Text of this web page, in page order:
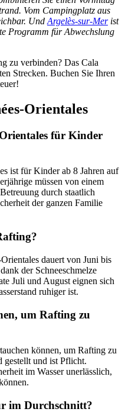
Vom Campingplatz aus
Und Argelès-sur-Merist
Programm für Abwechslung
zu verbinden? Das Cala
Strecken. Buchen Sie Ihren
Orientales
für Kinder
ist für Kinder ab 8 Jahren auf
müssen von einem
durch staatlich
der ganzen Familie
dauert von Juni bis
der Schneeschmelze
Juli und August eignen sich
ruhiger ist.
um Rafting zu
können, um Rafting zu
gestellt und ist Pflicht.
im Wasser unerlässlich,
im Durchschnitt?